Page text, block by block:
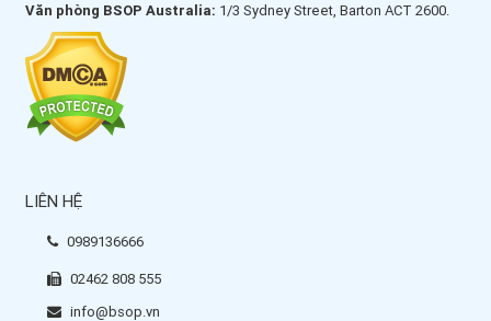
Văn phòng BSOP Australia: 1/3 Sydney Street, Barton ACT 2600.
LIÊN HỆ
0989136666
02462 808 555
info@bsop.vn